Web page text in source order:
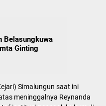
Belasungkuwa
Ginting
Simalungun saat ini
meninggalnya Reynanda